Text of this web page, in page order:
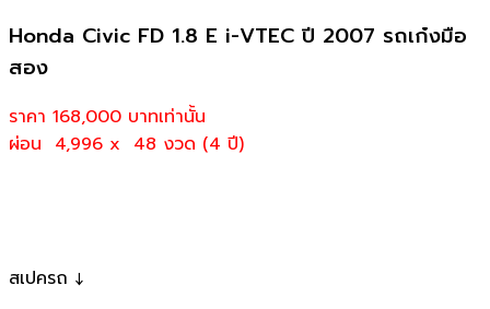
Honda Civic FD 1.8 E i-VTEC ปี 2007 รถเก๋งมือ
สอง
ราคา 168,000 บาทเท่านั้น
ผ่อน 4,996 x 48 งวด (4 ปี)
สเปครถ ↓